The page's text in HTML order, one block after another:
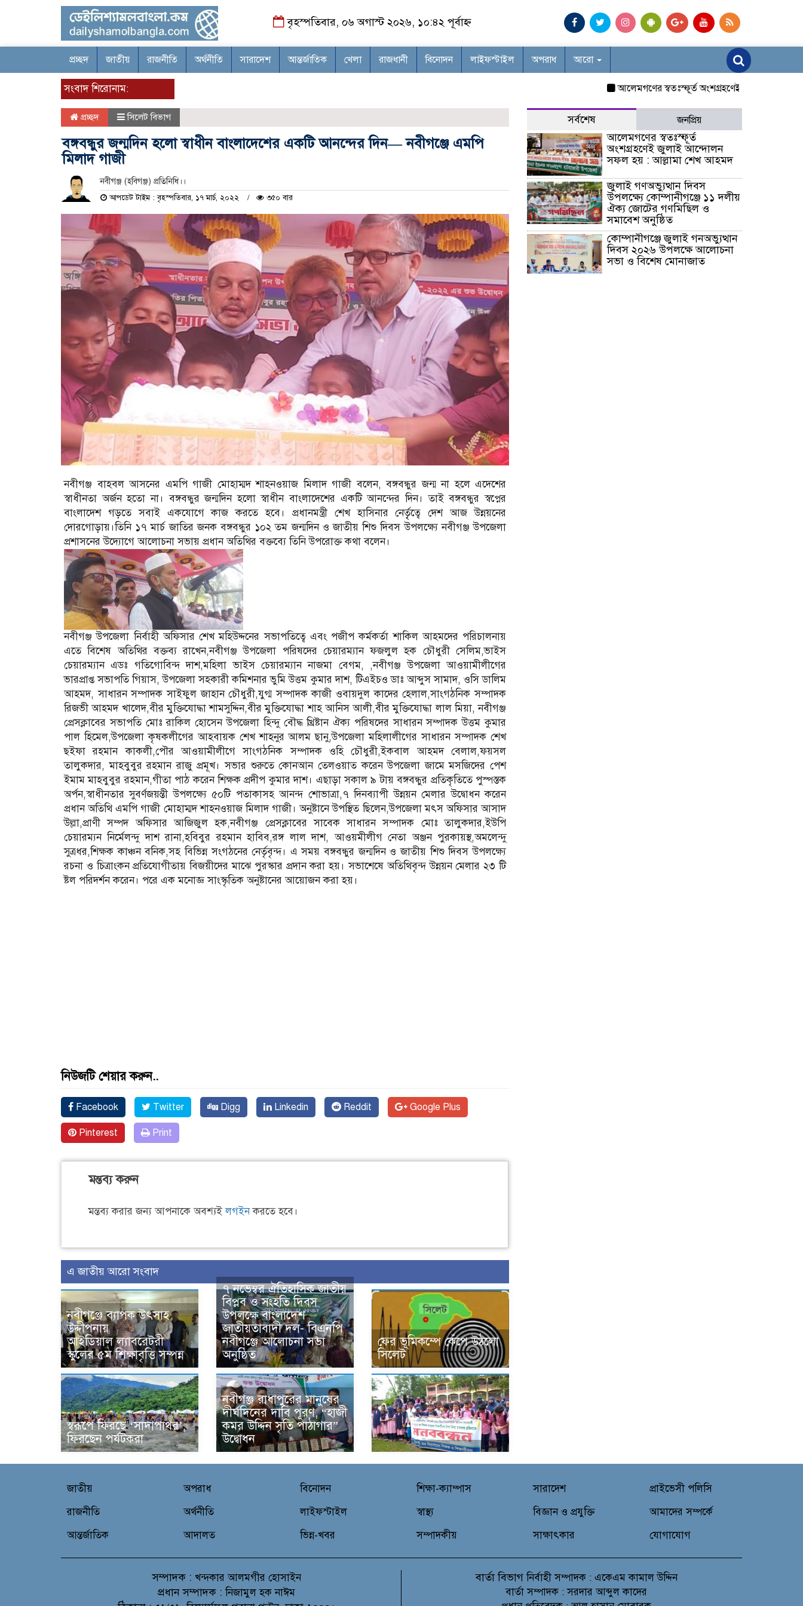
বৃহস্পতিবার, ০৬ অগাস্ট ২০২৬, ১০:৪২ পূর্বাহ্ন
প্রচ্ছদ জাতীয় রাজনীতি অর্থনীতি সারাদেশ আন্তর্জাতিক খেলা রাজধানী বিনোদন লাইফস্টাইল অপরাধ আরো
সংবাদ শিরোনাম: আলেমগণের স্বতঃস্ফূর্ত অংশগ্রহণেই জুলাই আন্দোলন সফল
প্রচ্ছদ সিলেট বিভাগ
বঙ্গবন্ধুর জন্মদিন হলো স্বাধীন বাংলাদেশের একটি আনন্দের দিন— নবীগঞ্জে এমপি
মিলাদ গাজী
নবীগঞ্জ (হবিগঞ্জ) প্রতিনিধি।।
আপডেট টাইম : বৃহস্পতিবার, ১৭ মার্চ, ২০২২ ৩৫০ বার
নবীগঞ্জ বাহবল আসনের এমপি গাজী মোহাম্মদ শাহনওয়াজ মিলাদ গাজী বলেন, বঙ্গবন্ধুর জন্ম না হলে এদেশের
স্বাধীনতা অর্জন হতো না। বঙ্গবন্ধুর জন্মদিন হলো স্বাধীন বাংলাদেশের একটি আনন্দের দিন। তাই বঙ্গবন্ধুর স্বপ্নের
বাংলাদেশ গড়তে সবাই একযোগে কাজ করতে হবে। প্রধানমন্ত্রী শেখ হাসিনার নের্তৃৃত্বে দেশ আজ উন্নয়নের
দােরগোড়ায়।তিনি ১৭ মার্চ জাতির জনক বঙ্গবন্ধুর ১০২ তম জন্মদিন ও জাতীয় শিশু দিবস উপলক্ষ্যে নবীগঞ্জ উপজেলা
প্রশাসনের উদ্যোগে আলোচনা সভায় প্রধান অতিথির বক্তব্যে তিনি উপরোক্ত কথা বলেন।
নবীগঞ্জ উপজেলা নির্বাহী অফিসার শেখ মহিউদ্দনের সভাপতিত্বে এবং পজীপ কর্মকর্তা শাকিল আহমদের পরিচালনায়
এতে বিশেষ অতিথির বক্তব্য রাখেন,নবীগঞ্জ উপজেলা পরিষদের চেয়ারম্যান ফজলুল হক চৌধুরী সেলিম,ভাইস
চেয়ারম্যান এডঃ গতিগোবিন্দ দাশ,মহিলা ভাইস চেয়ারম্যান নাজমা বেগম, ,নবীগঞ্জ উপজেলা আওয়ামীলীগের
ভারপ্রাপ্ত সভাপতি গিয়াস, উপজেলা সহকারী কমিশনার ভুমি উত্তম কুমার দাশ, টিএইচও ডাঃ আব্দুস সামাদ, ওসি ডালিম
আহমদ, সাধারন সম্পাদক সাইফুল জাহান চৌধুরী,যুগ্ম সম্পাদক কাজী ওবায়দুল কাদের হেলাল,সাংগঠনিক সম্পাদক
রিজভী আহমদ খালেদ,বীর মুক্তিযোদ্ধা শামসুদ্দিন,বীর মুক্তিযোদ্ধা শাহ আনিস আলী,বীর মুক্তিযোদ্ধা লাল মিয়া, নবীগঞ্জ
প্রেসক্লাবের সভাপতি মোঃ রাকিল হোসেন উপজেলা হিন্দু বৌদ্ধ খ্রিষ্টান ঐক্য পরিষদের সাধারন সম্পাদক উত্তম কুমার
পাল হিমেল,উপজেলা কৃষকলীগের আহবায়ক শেখ শাহনুর আলম ছানু,উপজেলা মহিলালীগের সাধারন সম্পাদক শেখ
ছইফা রহমান কাকলী,পৌর আওয়ামীলীগে সাংগঠনিক সম্পাদক ওহি চৌধুরী,ইকবাল আহমদ বেলাল,ফয়সল
তালুকদার, মাহবুবুর রহমান রাজু প্রমূখ। সভার শুরুতে কোনআন তেলওয়াত করেন উপজেলা জামে মসজিদের পেশ
ইমাম মাহবুবুর রহমান,গীতা পাঠ করেন শিক্ষক প্রদীপ কুমার দাশ। এছাড়া সকাল ৯ টায় বঙ্গবন্ধুর প্রতিকৃতিতে পুস্পস্তক
অর্পন,স্বাধীনতার সুবর্ণজয়ন্তী উপলক্ষ্যে ৫০টি পতাকাসহ আনন্দ শোভাত্রা,৭ দিনব্যাপী উন্নয়ন মেলার উদ্বােধন করেন
প্রধান অতিথি এমপি গাজী মোহাম্মদ শাহনওয়াজ মিলাদ গাজী। অনুষ্টানে উপস্থিত ছিলেন,উপজেলা মৎস অফিসার আসাদ
উল্লা,প্রাণী সম্পদ অফিসার আজিজুল হক,নবীগঞ্জ প্রেসক্লাবের সাবেক সাধারন সম্পাদক মোঃ তালুকদার,ইউপি
চেয়ারম্যন নির্মেলন্দু দাশ রানা,হবিবুর রহমান হাবিব,রঙ্গ লাল দাশ, আওয়মীলীগ নেতা অঞ্জন পুরকায়স্থ,অমলেন্দু
সুত্রধর,শিক্ষক কাঞ্চন বনিক,সহ বিভিন্ন সংগঠনের নের্তৃবৃন্দ। এ সময় বঙ্গবন্ধুর জন্মদিন ও জাতীয় শিশু দিবস উপলক্ষ্যে
রচনা ও চিত্রাংকন প্রতিযোগীতায় বিজয়ীদের মাঝে পুরস্কার প্রদান করা হয়। সভাশেষে অতিথিবৃন্দ উন্নয়ন মেলার ২৩ টি
ষ্টল পরিদর্শন করেন। পরে এক মনােজ্ঞ সাংস্কৃতিক অনুষ্টানের আয়োজন করা হয়।
নিউজটি শেয়ার করুন..
Facebook Twitter Digg Linkedin Reddit Google Plus
Pinterest Print
মন্তব্য করুন
মন্তব্য করার জন্য আপনাকে অবশ্যইলগইনকরতে হবে।
এ জাতীয় আরো সংবাদ
নবীগঞ্জে ব্যাপক উৎসাহ
উদ্দীপনায়
আইডিয়াল ল্যাবরেটরী
স্কুলের ৫ম শিক্ষাবৃত্তি সম্পন্ন
৭ নভেম্বর ঐতিহাসিক জাতীয়
বিপ্লব ও সংহতি দিবস
উপলক্ষে বাংলাদেশ
জাতীয়তাবাদী দল- বিএনপি
নবীগঞ্জে আলোচনা সভা
অনুষ্ঠিত
ফের ভূমিকম্পে কেঁপে উঠলো
সিলেট
স্বরূপে ফিরছে ‘সাদাপাথর’,
ফিরছেন পর্যটকরা
নবীগঞ্জ রাধাপুরের মানুষের
দীর্ঘদিনের দাবি পূরণ, “হাজী
কমর উদ্দিন সৃতি পাঠাগার”
উদ্বোধন
সর্বশেষ জনপ্রিয়
আলেমগণের স্বতঃস্ফূর্ত
অংশগ্রহণেই জুলাই আন্দোলন
সফল হয় : আল্লামা শেখ আহমদ
জুলাই গণঅভ্যুত্থান দিবস
উপলক্ষ্যে কোম্পানীগঞ্জে ১১ দলীয়
ঐক্য জোটের গণমিছিল ও
সমাবেশ অনুষ্ঠিত
কোম্পানীগঞ্জে জুলাই গনঅভ্যুত্থান
দিবস ২০২৬ উপলক্ষে আলোচনা
সভা ও বিশেষ মোনাজাত
জাতীয়
রাজনীতি
আন্তর্জাতিক
অপরাধ
অর্থনীতি
আদালত
বিনোদন
লাইফস্টাইল
ভিন্ন-খবর
শিক্ষা-ক্যাম্পাস
স্বাস্থ্য
সম্পাদকীয়
সারাদেশ
বিজ্ঞান ও প্রযুক্তি
সাক্ষাৎকার
প্রাইভেসী পলিসি
আমাদের সম্পর্কে
যোগাযোগ
সম্পাদক : খন্দকার আলমগীর হোসাইন
প্রধান সম্পাদক : নিজামুল হক নাঈম
বার্তা বিভাগনির্বাহী সম্পাদক : একেএম কামাল উদ্দিন
বার্তা সম্পাদক : সরদার আব্দুল কাদের